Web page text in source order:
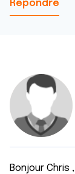
Répondre
Bonjour Chris ,